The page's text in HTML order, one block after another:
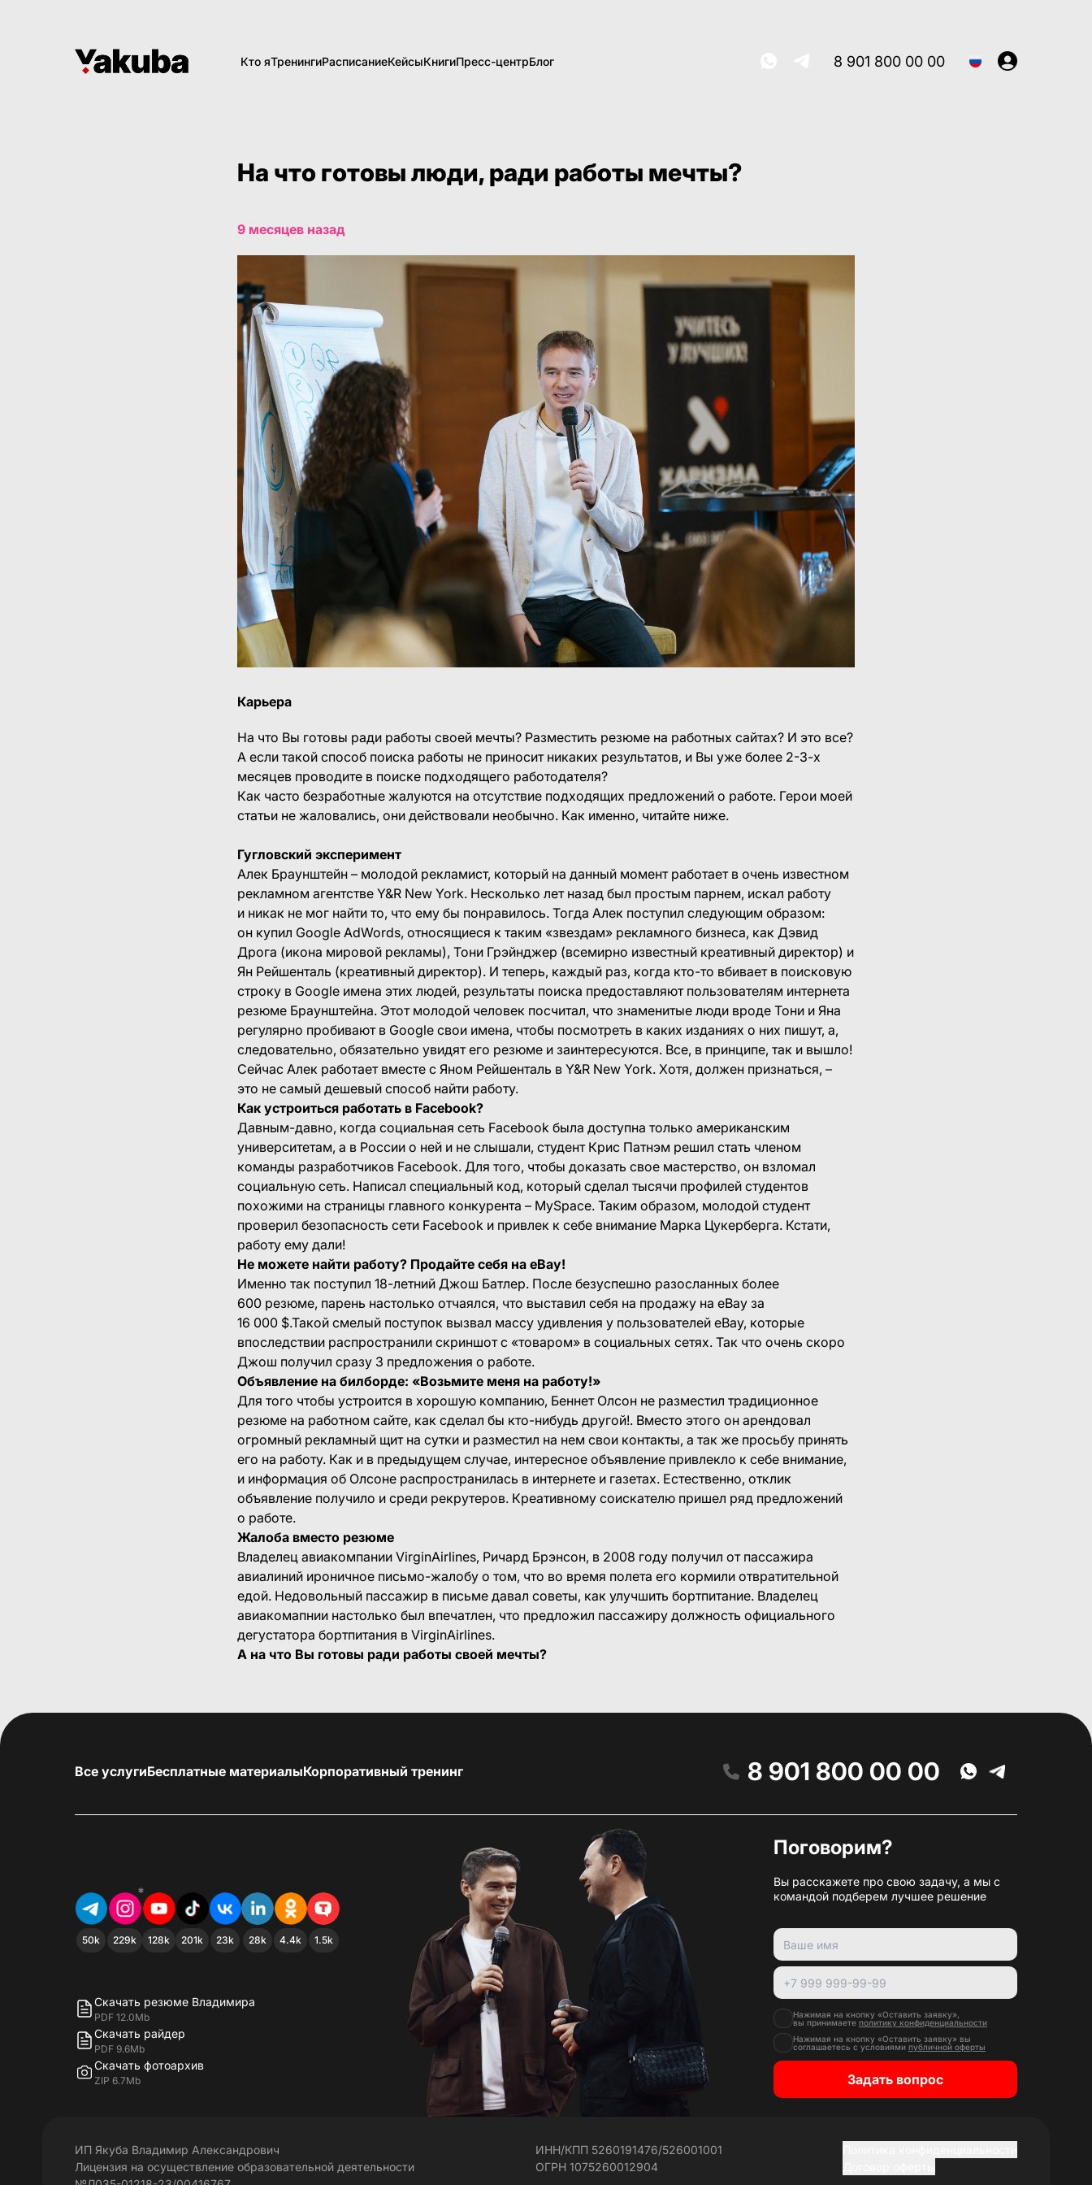
Кто яТренингиРасписаниеКейсыКнигиПресс-центрБлог 8 901 800 00 00
На что готовы люди, ради работы мечты?
9 месяцев назад
Карьера
На что Вы готовы ради работы своей мечты? Разместить резюме на работных сайтах? И это все?
А если такой способ поиска работы не приносит никаких результатов, и Вы уже более 2-3-х
месяцев проводите в поиске подходящего работодателя?
Как часто безработные жалуются на отсутствие подходящих предложений о работе. Герои моей
статьи не жаловались, они действовали необычно. Как именно, читайте ниже.
Гугловский эксперимент
Алек Браунштейн – молодой рекламист, который на данный момент работает в очень известном
рекламном агентстве Y&R New York. Несколько лет назад был простым парнем, искал работу
и никак не мог найти то, что ему бы понравилось. Тогда Алек поступил следующим образом:
он купил Google AdWords, относящиеся к таким «звездам» рекламного бизнеса, как Дэвид
Дрога (икона мировой рекламы), Тони Грэйнджер (всемирно известный креативный директор) и
Ян Рейшенталь (креативный директор). И теперь, каждый раз, когда кто-то вбивает в поисковую
строку в Google имена этих людей, результаты поиска предоставляют пользователям интернета
резюме Браунштейна. Этот молодой человек посчитал, что знаменитые люди вроде Тони и Яна
регулярно пробивают в Google свои имена, чтобы посмотреть в каких изданиях о них пишут, а,
следовательно, обязательно увидят его резюме и заинтересуются. Все, в принципе, так и вышло!
Сейчас Алек работает вместе с Яном Рейшенталь в Y&R New York. Хотя, должен признаться, –
это не самый дешевый способ найти работу.
Как устроиться работать в Facebook?
Давным-давно, когда социальная сеть Facebook была доступна только американским
университетам, а в России о ней и не слышали, студент Крис Патнэм решил стать членом
команды разработчиков Facebook. Для того, чтобы доказать свое мастерство, он взломал
социальную сеть. Написал специальный код, который сделал тысячи профилей студентов
похожими на страницы главного конкурента – MySpace. Таким образом, молодой студент
проверил безопасность сети Facebook и привлек к себе внимание Марка Цукерберга. Кстати,
работу ему дали!
Не можете найти работу? Продайте себя на eBay!
Именно так поступил 18-летний Джош Батлер. После безуспешно разосланных более
600 резюме, парень настолько отчаялся, что выставил себя на продажу на eBay за
16 000 $.Такой смелый поступок вызвал массу удивления у пользователей eBay, которые
впоследствии распространили скриншот с «товаром» в социальных сетях. Так что очень скоро
Джош получил сразу 3 предложения о работе.
Объявление на билборде: «Возьмите меня на работу!»
Для того чтобы устроится в хорошую компанию, Беннет Олсон не разместил традиционное
резюме на работном сайте, как сделал бы кто-нибудь другой!. Вместо этого он арендовал
огромный рекламный щит на сутки и разместил на нем свои контакты, а так же просьбу принять
его на работу. Как и в предыдущем случае, интересное объявление привлекло к себе внимание,
и информация об Олсоне распространилась в интернете и газетах. Естественно, отклик
объявление получило и среди рекрутеров. Креативному соискателю пришел ряд предложений
о работе.
Жалоба вместо резюме
Владелец авиакомпании VirginAirlines, Ричард Брэнсон, в 2008 году получил от пассажира
авиалиний ироничное письмо-жалобу о том, что во время полета его кормили отвратительной
едой. Недовольный пассажир в письме давал советы, как улучшить бортпитание. Владелец
авиакомапнии настолько был впечатлен, что предложил пассажиру должность официального
дегустатора бортпитания в VirginAirlines.
А на что Вы готовы ради работы своей мечты?
Все услугиБесплатные материалыКорпоративный тренинг 8 901 800 00 00
50k
*
229k 128k 201k 23k 28k 4.4k 1.5k
Скачать резюме Владимира
PDF 12.0Mb
Скачать райдер
PDF 9.6Mb
Скачать фотоархив
ZIP 6.7Mb
Поговорим?
Вы расскажете про свою задачу, а мы с
командой подберем лучшее решение
Нажимая на кнопку «Оставить заявку»,
вы принимаете политику конфиденциальности
Нажимая на кнопку «Оставить заявку» вы
соглашаетесь с условиями публичной оферты
Задать вопрос
ИП Якуба Владимир Александрович
Лицензия на осуществление образовательной деятельности
ИНН/КПП 5260191476/526001001
ОГРН 1075260012904